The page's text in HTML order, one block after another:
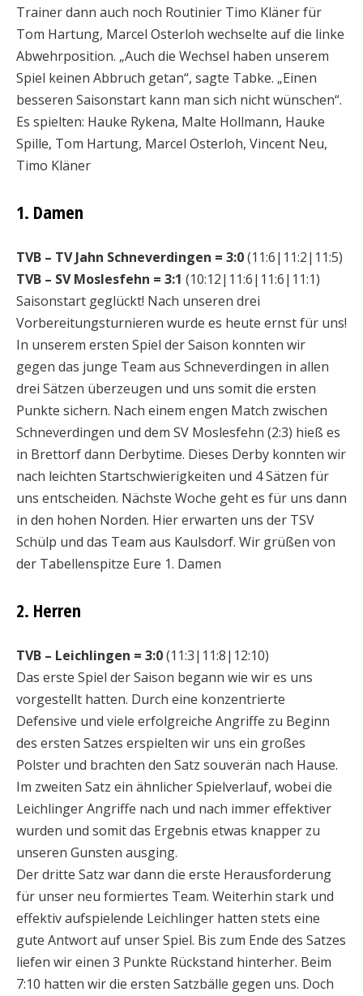
Trainer dann auch noch Routinier Timo Kläner für
Tom Hartung, Marcel Osterloh wechselte auf die linke
Abwehrposition. „Auch die Wechsel haben unserem
Spiel keinen Abbruch getan“, sagte Tabke. „Einen
besseren Saisonstart kann man sich nicht wünschen“.
Es spielten: Hauke Rykena, Malte Hollmann, Hauke
Spille, Tom Hartung, Marcel Osterloh, Vincent Neu,
Timo Kläner
1. Damen
TVB – TV Jahn Schneverdingen = 3:0(11:6|11:2|11:5)
TVB – SV Moslesfehn = 3:1 (10:12|11:6|11:6|11:1)
Saisonstart geglückt! Nach unseren drei
Vorbereitungsturnieren wurde es heute ernst für uns!
In unserem ersten Spiel der Saison konnten wir
gegen das junge Team aus Schneverdingen in allen
drei Sätzen überzeugen und uns somit die ersten
Punkte sichern. Nach einem engen Match zwischen
Schneverdingen und dem SV Moslesfehn (2:3) hieß es
in Brettorf dann Derbytime. Dieses Derby konnten wir
nach leichten Startschwierigkeiten und 4 Sätzen für
uns entscheiden. Nächste Woche geht es für uns dann
in den hohen Norden. Hier erwarten uns der TSV
Schülp und das Team aus Kaulsdorf. Wir grüßen von
der Tabellenspitze Eure 1. Damen
2. Herren
TVB – Leichlingen = 3:0(11:3|11:8|12:10)
Das erste Spiel der Saison begann wie wir es uns
vorgestellt hatten. Durch eine konzentrierte
Defensive und viele erfolgreiche Angriffe zu Beginn
des ersten Satzes erspielten wir uns ein großes
Polster und brachten den Satz souverän nach Hause.
Im zweiten Satz ein ähnlicher Spielverlauf, wobei die
Leichlinger Angriffe nach und nach immer effektiver
wurden und somit das Ergebnis etwas knapper zu
unseren Gunsten ausging.
Der dritte Satz war dann die erste Herausforderung
für unser neu formiertes Team. Weiterhin stark und
effektiv aufspielende Leichlinger hatten stets eine
gute Antwort auf unser Spiel. Bis zum Ende des Satzes
liefen wir einen 3 Punkte Rückstand hinterher. Beim
7:10 hatten wir die ersten Satzbälle gegen uns. Doch